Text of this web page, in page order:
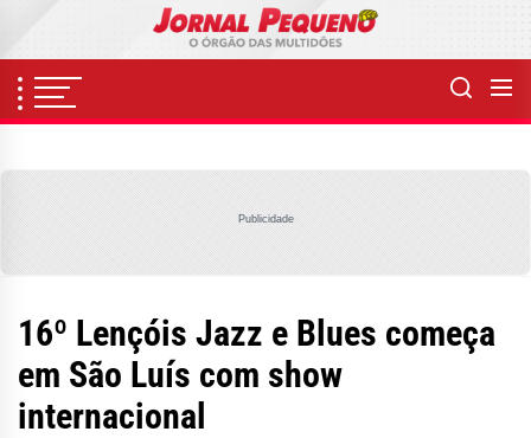
content
Publicidade
16º Lençóis Jazz e Blues começa
em São Luís com show
internacional